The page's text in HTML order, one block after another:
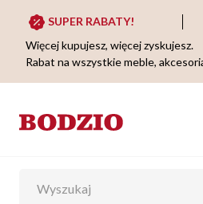
SUPER RABATY!
Więcej kupujesz, więcej zyskujesz.
Rabat na wszystkie meble,